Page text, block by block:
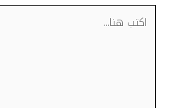
اكتب
هنا...